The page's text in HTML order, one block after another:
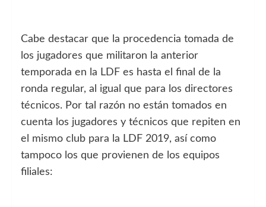
Cabe destacar que la procedencia tomada de
los jugadores que militaron la anterior
temporada en la LDF es hasta el final de la
ronda regular, al igual que para los directores
técnicos. Por tal razón no están tomados en
cuenta los jugadores y técnicos que repiten en
el mismo club para la LDF 2019, así como
tampoco los que provienen de los equipos
filiales: